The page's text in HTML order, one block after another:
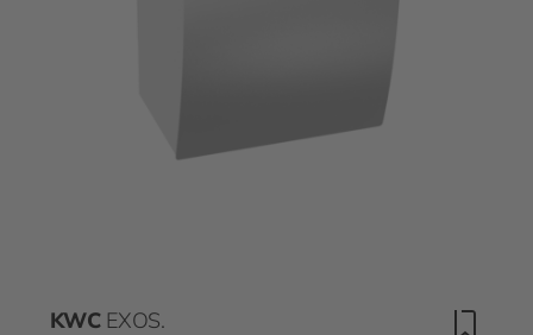
KWC EXOS.